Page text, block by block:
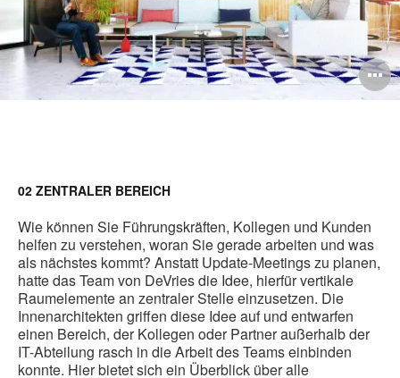
02 ZENTRALER BEREICH
Wie können Sie Führungskräften, Kollegen und Kunden
helfen zu verstehen, woran Sie gerade arbeiten und was
als nächstes kommt? Anstatt Update-Meetings zu planen,
hatte das Team von DeVries die Idee, hierfür vertikale
Raumelemente an zentraler Stelle einzusetzen. Die
Innenarchitekten griffen diese Idee auf und entwarfen
einen Bereich, der Kollegen oder Partner außerhalb der
IT-Abteilung rasch in die Arbeit des Teams einbinden
konnte. Hier bietet sich ein Überblick über alle